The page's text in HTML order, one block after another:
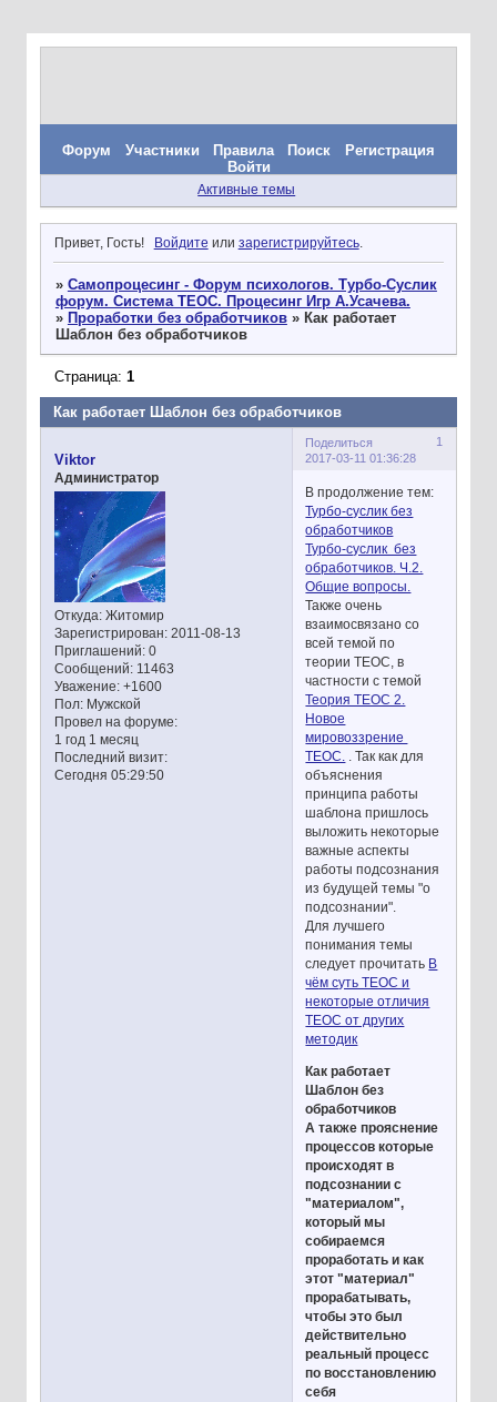
Форум Участники Правила Поиск
Регистрация
Войти
Активные темы
Привет, Гость! Войдите или зарегистрируйтесь.
» Самопроцесинг - Форум психологов. Турбо-Суслик
форум. Система ТЕОС. Процесинг Игр А.Усачева.
» Проработки без обработчиков » Как работает
Шаблон без обработчиков
Как работает Шаблон без обработчиков
Страница: 1
Поделиться
1
2017-03-11 01:36:28
Viktor
Администратор
Откуда:Житомир
Зарегистрирован: 2011-08-13
Приглашений:0
Сообщений:11463
Уважение: +1600
Пол:Мужской
Провел на форуме:
1 год 1 месяц
Последний визит:
Сегодня 05:29:50
В продолжение тем:
Турбо-суслик без
обработчиков
Турбо-суслик без
обработчиков. Ч.2.
Общие вопросы.
Также очень
взаимосвязано со
всей темой по
теории ТЕОС, в
частности с темой
Теория ТЕОС 2.
Новое
мировоззрение
ТЕОС. . Так как для
объяснения
принципа работы
шаблона пришлось
выложить некоторые
важные аспекты
работы подсознания
из будущей темы "о
подсознании".
Для лучшего
понимания темы
следует прочитать В
чём суть ТЕОС и
некоторые отличия
ТЕОС от других
методик
Как работает
Шаблон без
обработчиков
А также прояснение
процессов которые
происходят в
подсознании с
"материалом",
который мы
собираемся
проработать и как
этот "материал"
прорабатывать,
чтобы это был
действительно
реальный процесс
по восстановлению
себя